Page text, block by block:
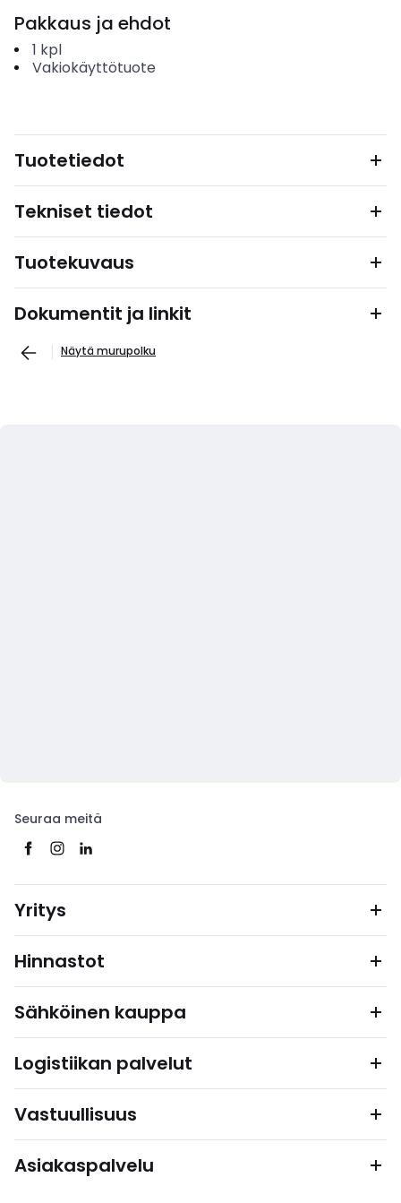
Pakkaus ja ehdot
1 kpl
Vakiokäyttötuote
Tuotetiedot
Tekniset tiedot
Tuotekuvaus
Dokumentit ja linkit
Näytä murupolku
Seuraa meitä
Yritys
Hinnastot
Sähköinen kauppa
Logistiikan palvelut
Vastuullisuus
Asiakaspalvelu